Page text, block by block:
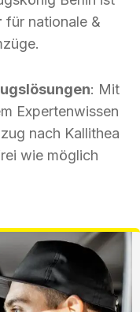
für nationale &
: Mit
Expertenwissen
nach Kallithea
wie möglich